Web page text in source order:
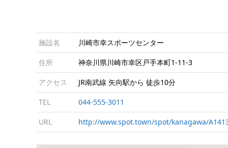
施設名 川崎市幸スポーツセンター
住所 神奈川県川崎市幸区戸手本町1-11-3
アクセス JR南武線 矢向駅から 徒歩10分
TEL 044-555-3011
URL http://www.spot.town/spot/kanagawa/